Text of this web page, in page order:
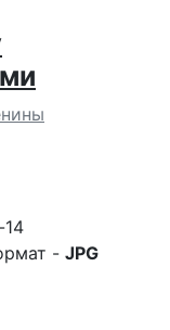
- JPG